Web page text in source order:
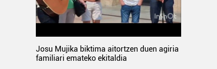
Josu Mujika biktima aitortzen duen agiria
familiari emateko ekitaldia